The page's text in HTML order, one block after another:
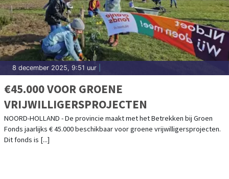
8 december 2025, 9:51 uur
€45.000 VOOR GROENE
VRIJWILLIGERSPROJECTEN
NOORD-HOLLAND - De provincie maakt met het Betrekken bij Groen
Fonds jaarlijks € 45.000 beschikbaar voor groene vrijwilligersprojecten.
Dit fonds is [...]